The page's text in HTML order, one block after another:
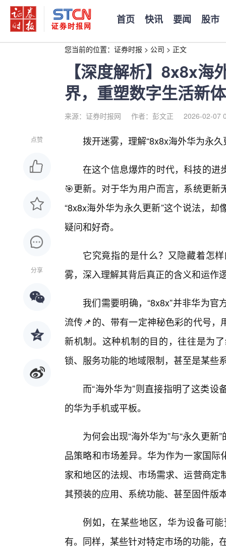
首页 快讯 要闻 股市
您当前的位置： 证券时报 > 公司 > 正文
【深度解析】8x8x
界，重塑数字生活新
来源：证券时报网 作者：彭文正 2026-02-07
点赞
分享
拨开迷雾，理解“8x8x海外华为永
在这个信息爆炸的时代，科技的进
🎯更新。对于华为用户而言，系统更
“8x8x海外华为永久更新”这个说法，
疑问和好奇。
它究竟指的是什么？又隐藏着怎
雾，深入理解其背后真正的含义和运作
我们需要明确，“8x8x”并非华为
流传📌的、带有一定神秘色彩的代号
新机制。这种机制的目的，往往是为
锁、服务功能的地域限制，甚至是某些
而“海外华为”则直接指明了这类
的华为手机或平板。
为何会出现“海外华为”与“永久更
品策略和市场差异。华为作为一家国
家和地区的法规、市场需求、运营商
其预装的应用、系统功能、甚至固件版
例如，在某些地区，华为设备可
有。同样，某些针对特定市场的功能，